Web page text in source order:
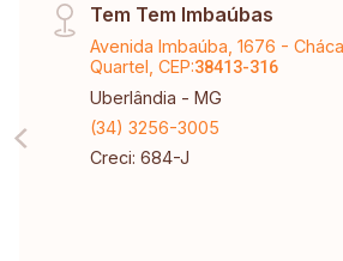
Tem Tem Imbaúbas
Avenida Imbaúba, 1676 -
Quartel, CEP:38413-316
Uberlândia - MG
(34) 3256-3005
Creci: 684-J